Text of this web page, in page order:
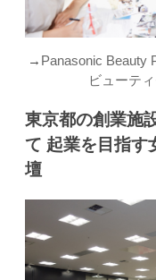
→ Panasonic Beauty
ビューテ
東京都の創業
て 起業を目指す
壇